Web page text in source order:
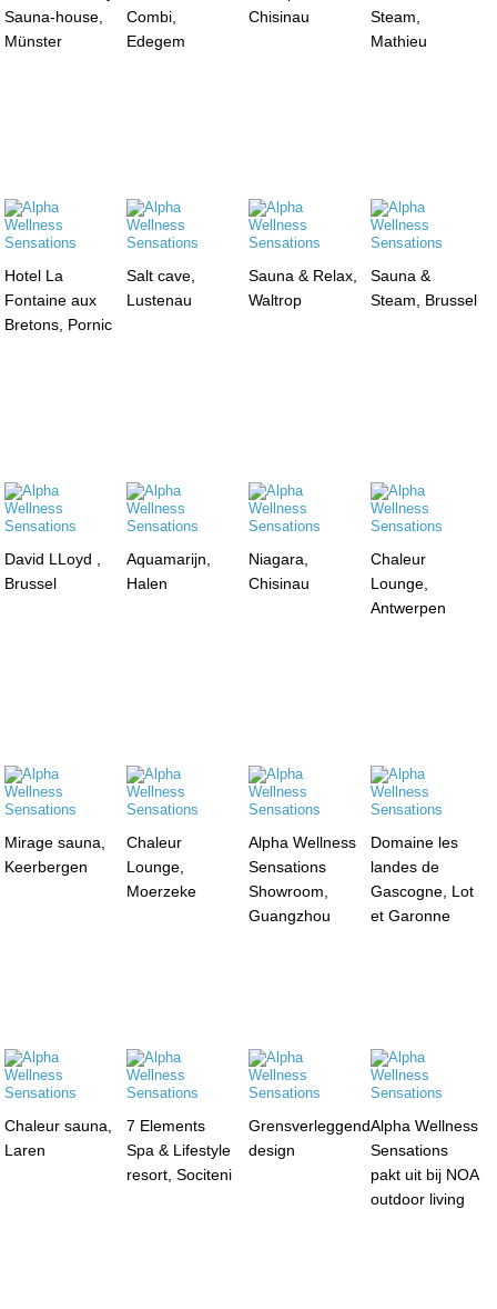
Sauna-house,
Münster
Combi,
Edegem
Chisinau
Steam,
Mathieu
Hotel La
Fontaine aux
Bretons, Pornic
Salt cave,
Lustenau
Sauna & Relax,
Waltrop
Sauna &
Steam, Brussel
David LLoyd ,
Brussel
Aquamarijn,
Halen
Niagara,
Chisinau
Chaleur
Lounge,
Antwerpen
Mirage sauna,
Keerbergen
Chaleur
Lounge,
Moerzeke
Alpha Wellness
Sensations
Showroom,
Guangzhou
Domaine les
landes de
Gascogne, Lot
et Garonne
Chaleur sauna,
Laren
7 Elements
Spa & Lifestyle
resort, Sociteni
Grensverleggend
design
Alpha Wellness
Sensations
pakt uit bij NOA
outdoor living